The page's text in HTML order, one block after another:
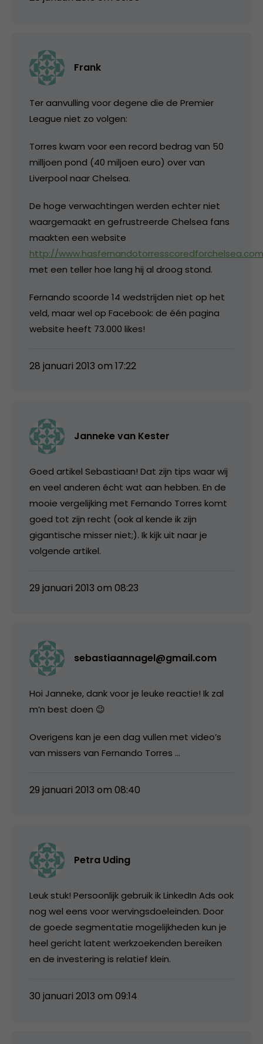
Frank
Ter aanvulling voor degene die de Premier
League niet zo volgen:
Torres kwam voor een record bedrag van 50
milljoen pond (40 miljoen euro) over van
Liverpool naar Chelsea.
De hoge verwachtingen werden echter niet
waargemaakt en gefrustreerde Chelsea fans
maakten een website
http://www.hasfernandotorresscoredforchelsea.com
met een teller hoe lang hij al droog stond.
Fernando scoorde 14 wedstrijden niet op het
veld, maar wel op Facebook: de één pagina
website heeft 73.000 likes!
28 januari 2013 om 17:22
Janneke van Kester
Goed artikel Sebastiaan! Dat zijn tips waar wij
en veel anderen écht wat aan hebben. En de
mooie vergelijking met Fernando Torres komt
goed tot zijn recht (ook al kende ik zijn
gigantische misser niet;). Ik kijk uit naar je
volgende artikel.
29 januari 2013 om 08:23
sebastiaannagel@gmail.com
Hoi Janneke, dank voor je leuke reactie! Ik zal
m’n best doen 😉
Overigens kan je een dag vullen met video’s
van missers van Fernando Torres …
29 januari 2013 om 08:40
Petra Uding
Leuk stuk! Persoonlijk gebruik ik LinkedIn Ads ook
nog wel eens voor wervingsdoeleinden. Door
de goede segmentatie mogelijkheden kun je
heel gericht latent werkzoekenden bereiken
en de investering is relatief klein.
30 januari 2013 om 09:14